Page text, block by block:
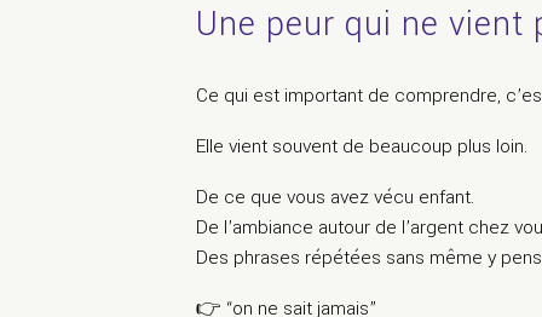
Une peur qui ne vient
Ce qui est important de comprendre,
Elle vient souvent de beaucoup plus loin.
De ce que vous avez vécu enfant.
De l’ambiance autour de l’argent chez
Des phrases répétées sans même y
👉 “on ne sait jamais”